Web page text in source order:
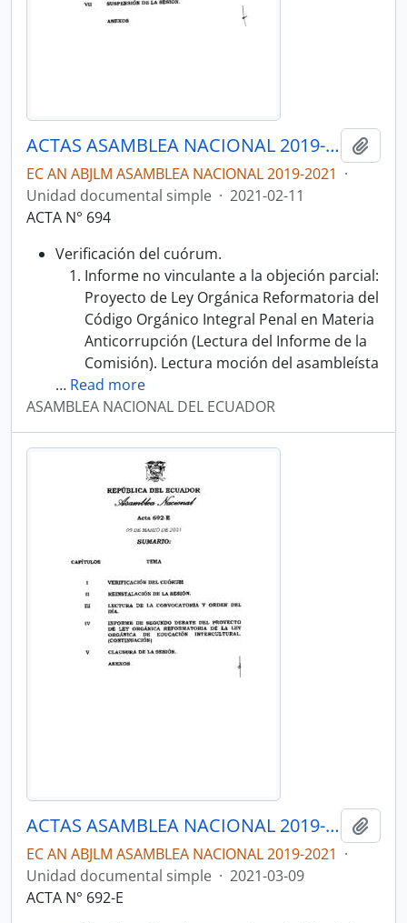
ACTAS ASAMBLEA NACIONAL 2019-2021
EC AN ABJLM ASAMBLEA NACIONAL 2019-2021 ·
Unidad documental simple · 2021-02-11
ACTA N° 694
Verificación del cuórum.
Informe no vinculante a la objeción parcial:
Proyecto de Ley Orgánica Reformatoria del
Código Orgánico Integral Penal en Materia
Anticorrupción (Lectura del Informe de la
Comisión). Lectura moción del asambleísta
… Read more
ASAMBLEA NACIONAL DEL ECUADOR
ACTAS ASAMBLEA NACIONAL 2019-2021
EC AN ABJLM ASAMBLEA NACIONAL 2019-2021 ·
Unidad documental simple · 2021-03-09
ACTA N° 692-E